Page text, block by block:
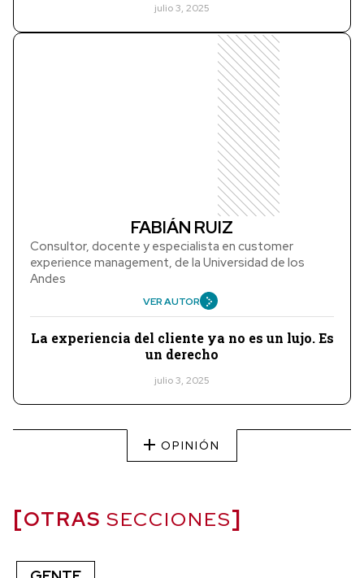
julio 3, 2025
FABIÁN RUIZ
Consultor, docente y especialista en customer
experience management, de la Universidad de los
Andes
VER AUTOR
La experiencia del cliente ya no es un lujo. Es
un derecho
julio 3, 2025
OPINIÓN
OTRAS SECCIONES